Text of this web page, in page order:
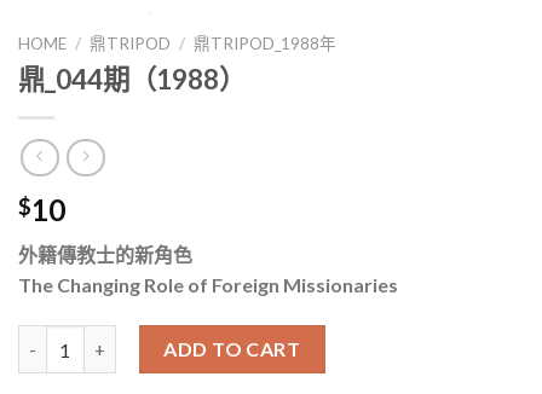
HOME / 鼎TRIPOD / 鼎TRIPOD_1988年
鼎_044期（1988）
$10
外籍傳教士的新角色
The Changing Role of Foreign Missionaries
ADD TO CART